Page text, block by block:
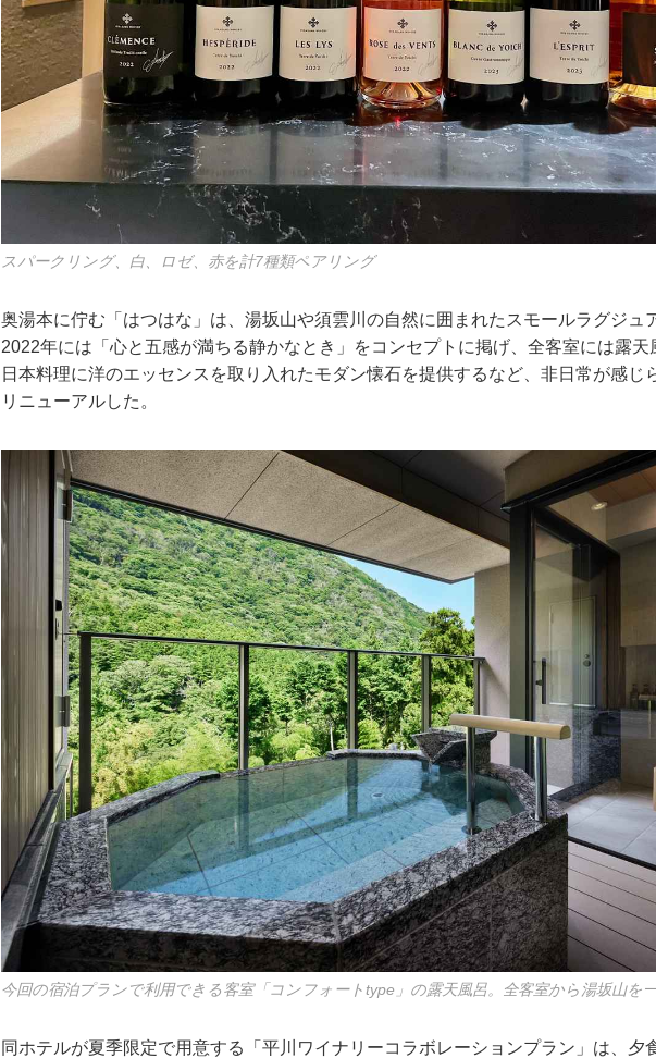
スパークリング、白、ロゼ、赤を計7種類ペアリング
奥湯本に佇む「はつはな」は、湯坂山や須雲川の自然に囲まれたスモールラグジュ
2022年には「心と五感が満ちる静かなとき」をコンセプトに掲げ、全客室には露天
日本料理に洋のエッセンスを取り入れたモダン懐石を提供するなど、非日常が感じ
リニューアルした。
今回の宿泊プランで利用できる客室「コンフォートtype」の露天風呂。全客室から湯坂山を
同ホテルが夏季限定で用意する「平川ワイナリーコラボレーションプラン」は、夕